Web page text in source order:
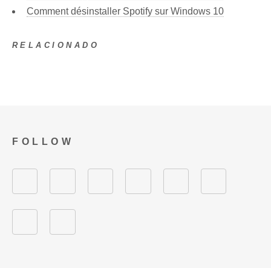
Comment désinstaller Spotify sur Windows 10
RELACIONADO
FOLLOW